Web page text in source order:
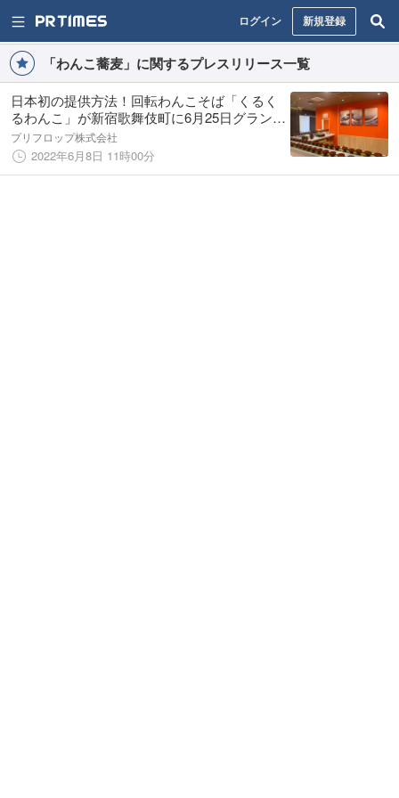
ログイン 新規登録
「わんこ蕎麦」に関するプレスリリース一覧
日本初の提供方法！回転わんこそば「くるく
るわんこ」が新宿歌舞伎町に6月25日グランド
オープン
プリフロップ株式会社
2022年6月8日 11時00分